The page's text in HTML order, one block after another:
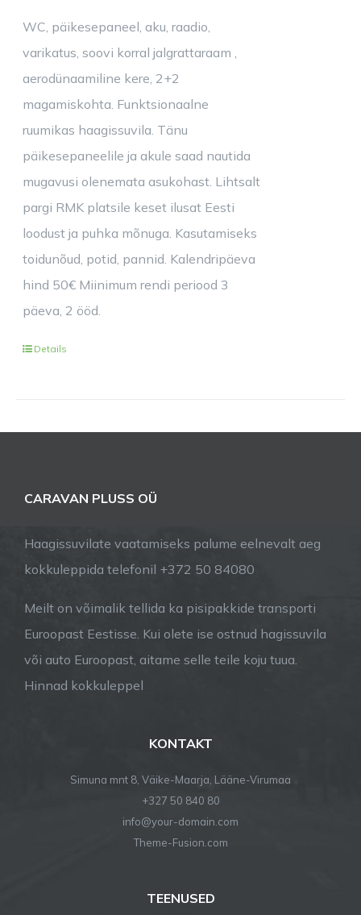
WC, päikesepaneel, aku, raadio,
varikatus, soovi korral jalgrattaraam ,
aerodünaamiline kere, 2+2
magamiskohta. Funktsionaalne
ruumikas haagissuvila. Tänu
päikesepaneelile ja akule saad nautida
mugavusi olenemata asukohast. Lihtsalt
pargi RMK platsile keset ilusat Eesti
loodust ja puhka mõnuga. Kasutamiseks
toidunõud, potid, pannid. Kalendripäeva
hind 50€ Miinimum rendi periood 3
päeva, 2 ööd.
Details
CARAVAN PLUSS OÜ
Haagissuvilate vaatamiseks palume eelnevalt aeg
kokkuleppida telefonil +372 50 84080
Meilt on võimalik tellida ka pisipakkide transporti
Euroopast Eestisse. Kui olete ise ostnud hagissuvila
või auto Euroopast, aitame selle teile koju tuua.
Hinnad kokkuleppel
KONTAKT
Simuna mnt 8, Väike-Maarja, Lääne-Virumaa
+327 50 840 80
info@your-domain.com
Theme-Fusion.com
TEENUSED